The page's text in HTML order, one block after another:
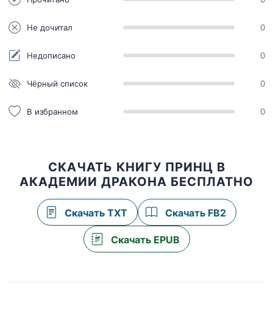
Не дочитал 0
Недописано 0
Чёрный список 0
В избранном 0
СКАЧАТЬ КНИГУ ПРИНЦ В
АКАДЕМИИ ДРАКОНА БЕСПЛАТНО
Скачать TXT Скачать FB2
Скачать EPUB